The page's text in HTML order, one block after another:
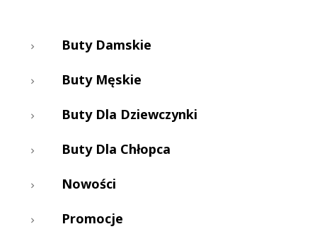
Buty Damskie
Buty Męskie
Buty Dla Dziewczynki
Buty Dla Chłopca
Nowości
Promocje